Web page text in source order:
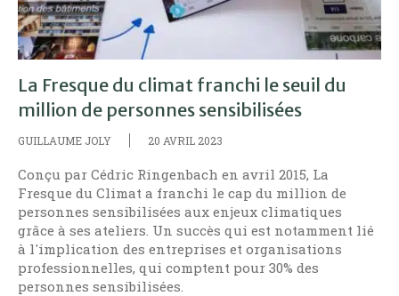
La Fresque du climat franchi le seuil du
million de personnes sensibilisées
GUILLAUME JOLY 20 AVRIL 2023
Conçu par Cédric Ringenbach en avril 2015, La
Fresque du Climat a franchi le cap du million de
personnes sensibilisées aux enjeux climatiques
grâce à ses ateliers. Un succès qui est notamment lié
à l'implication des entreprises et organisations
professionnelles, qui comptent pour 30% des
personnes sensibilisées.